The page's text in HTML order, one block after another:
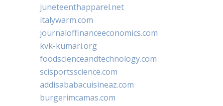
juneteenthapparel.net
italywarm.com
journaloffinanceeconomics.com
kvk-kumari.org
foodscienceandtechnology.com
scisportsscience.com
addisababacuisineaz.com
burgerimcamas.com